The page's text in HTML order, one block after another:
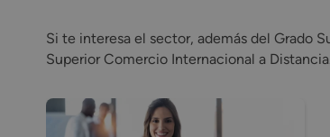
Si te interesa el sector, además del Grado
Superior Comercio Internacional a